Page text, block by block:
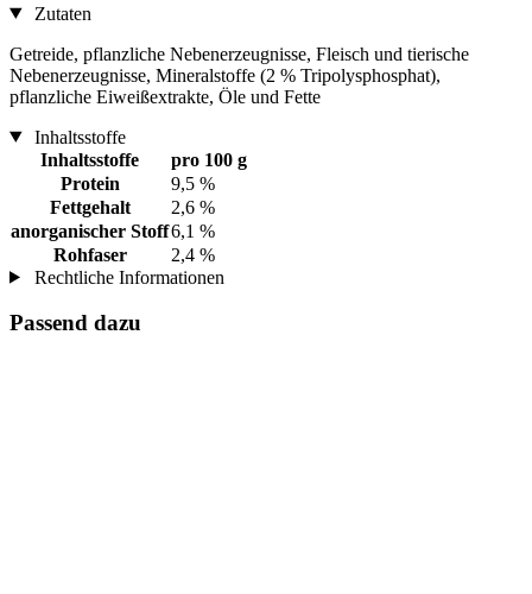
Zutaten
Getreide, pflanzliche Nebenerzeugnisse, Fleisch und tierische
Nebenerzeugnisse, Mineralstoffe (2 % Tripolysphosphat),
pflanzliche Eiweißextrakte, Öle und Fette
Inhaltsstoffe
Inhaltsstoffe
pro 100 g
Protein
9,5 %
Fettgehalt
2,6 %
anorganischer Stoff6,1 %
Rohfaser
2,4 %
Rechtliche Informationen
Passend dazu